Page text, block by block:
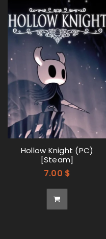
Hollow Knight (PC)
[Steam]
7.00 $